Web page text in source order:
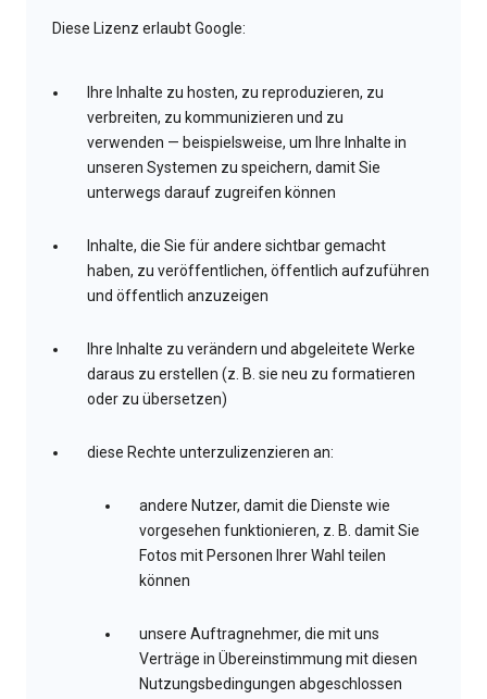
Diese Lizenz erlaubt Google:
Ihre Inhalte zu hosten, zu reproduzieren, zu
verbreiten, zu kommunizieren und zu
verwenden — beispielsweise, um Ihre Inhalte in
unseren Systemen zu speichern, damit Sie
unterwegs darauf zugreifen können
Inhalte, die Sie für andere sichtbar gemacht
haben, zu veröffentlichen, öffentlich aufzuführen
und öffentlich anzuzeigen
Ihre Inhalte zu verändern und abgeleitete Werke
daraus zu erstellen (z. B. sie neu zu formatieren
oder zu übersetzen)
diese Rechte unterzulizenzieren an:
andere Nutzer, damit die Dienste wie
vorgesehen funktionieren, z. B. damit Sie
Fotos mit Personen Ihrer Wahl teilen
können
unsere Auftragnehmer, die mit uns
Verträge in Übereinstimmung mit diesen
Nutzungsbedingungen abgeschlossen